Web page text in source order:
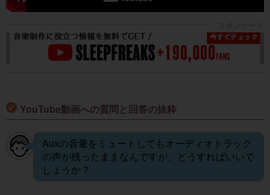
YouTube動画への質問と回答の抜粋
Auxの音量をミュートしてもオーディオトラック
の声が残ったままなんですが、どうすればいいで
しょうか？